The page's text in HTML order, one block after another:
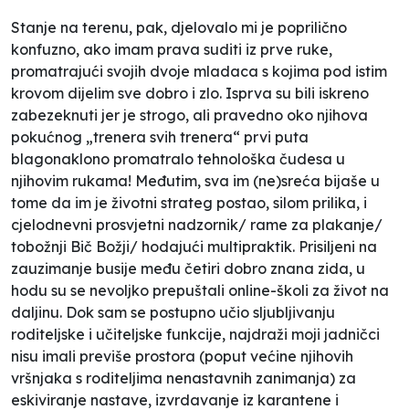
Stanje na terenu, pak, djelovalo mi je poprilično
konfuzno, ako imam prava suditi iz prve ruke,
promatrajući svojih dvoje mladaca s kojima pod istim
krovom dijelim sve dobro i zlo. Isprva su bili iskreno
zabezeknuti jer je strogo, ali pravedno oko njihova
pokućnog „trenera svih trenera“ prvi puta
blagonaklono promatralo tehnološka čudesa u
njihovim rukama! Međutim, sva im (ne)sreća bijaše u
tome da im je životni strateg postao, silom prilika, i
cjelodnevni prosvjetni nadzornik/ rame za plakanje/
tobožnji Bič Božji/ hodajući multipraktik. Prisiljeni na
zauzimanje busije među četiri dobro znana zida, u
hodu su se nevoljko prepuštali online-školi za život na
daljinu. Dok sam se postupno učio sljubljivanju
roditeljske i učiteljske funkcije, najdraži moji jadničci
nisu imali previše prostora (poput većine njihovih
vršnjaka s roditeljima nenastavnih zanimanja) za
eskiviranje nastave, izvrdavanje iz karantene i